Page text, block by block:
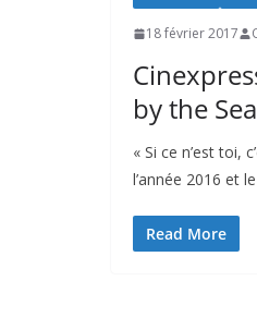
18 février 2017
by the
« Si ce n’est toi,
l’année 2016 et
Read More